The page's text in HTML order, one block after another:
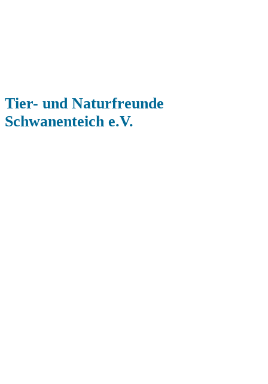
Tier- und Naturfreunde
Schwanenteich e.V.